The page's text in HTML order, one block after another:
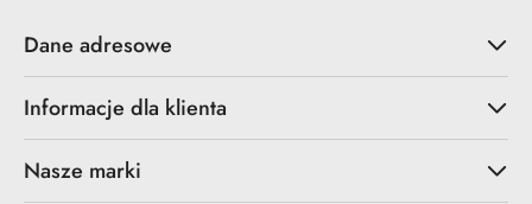
Dane adresowe
Informacje dla klienta
Nasze marki